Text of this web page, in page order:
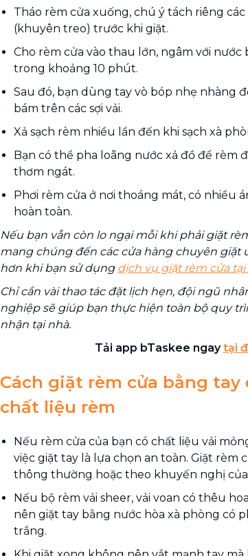
Tháo rèm cửa xuống, chú ý tách riêng
(khuyên treo) trước khi giặt.
Cho rèm cửa vào thau lớn, ngâm với nước
trong khoảng 10 phút.
Sau đó, bạn dùng tay vò bóp nhẹ nhàng
bám trên các sợi vải.
Xả sạch rèm nhiều lần đến khi sạch xà
Bạn có thể pha loãng nước xả đồ để rèm
thơm ngát.
Phơi rèm cửa ở nơi thoáng mát, có nhiều
hoàn toàn.
Nếu bạn vẫn còn lo ngại mỗi khi phải giặt
mang chúng đến các cửa hàng chuyên giặt
hơn khi bạn sử dụng dịch vụ giặt rèm cửa tại
Chỉ cần vài thao tác đặt lịch hẹn, đội ngũ
nghiệp sẽ giúp bạn thực hiện toàn bộ quy
nhận tại nhà.
Tải app bTaskee ngaytại
Cách giặt rèm cửa bằng tay
chất liệu rèm
Nếu rèm cửa của bạn có chất liệu vải
việc giặt tay là lựa chọn an toàn. Giặt rèm
thông thường hoặc theo khuyến nghị
Nếu bộ rèm vải sheer, vải voan có thêu
nên giặt tay bằng nước hòa xà phòng có
trắng.